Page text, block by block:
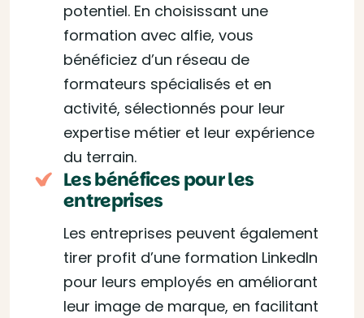
potentiel. En choisissant une
formation avec alfie, vous
bénéficiez d’un réseau de
formateurs spécialisés et en
activité, sélectionnés pour leur
expertise métier et leur expérience
du terrain.
Les bénéfices pour les
entreprises
Les entreprises peuvent également
tirer profit d’une formation LinkedIn
pour leurs employés en améliorant
leur image de marque, en facilitant